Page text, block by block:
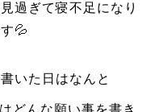
過ぎて寝不足になり
💦
いた日はなんと
どんな願い事を書き